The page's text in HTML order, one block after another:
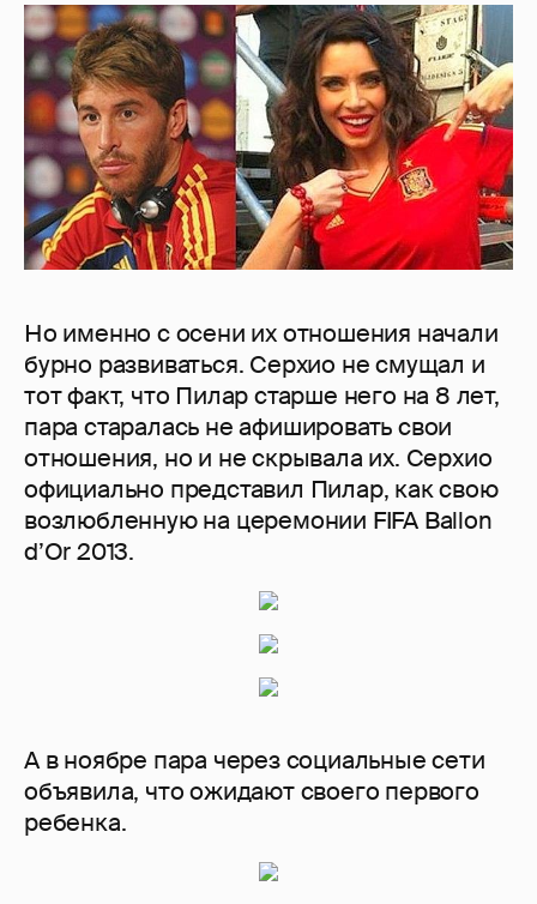
Но именно с осени их отношения начали
бурно развиваться. Серхио не смущал и
тот факт, что Пилар старше него на 8 лет,
пара старалась не афишировать свои
отношения, но и не скрывала их. Серхио
официально представил Пилар, как свою
возлюбленную на церемонии FIFA Ballon
d’Or 2013.
А в ноябре пара через социальные сети
объявила, что ожидают своего первого
ребенка.